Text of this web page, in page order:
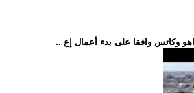
وكاتس وافقا على بدء أعمال إع